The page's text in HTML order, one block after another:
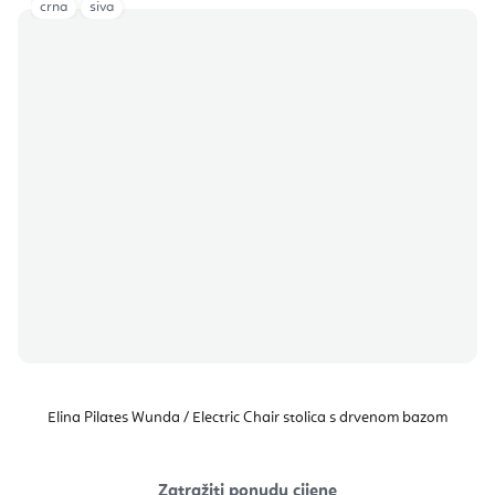
Elina Pilates Wunda / Electric Chair stolica s drvenom bazom
Zatražiti ponudu cijene
crna siva